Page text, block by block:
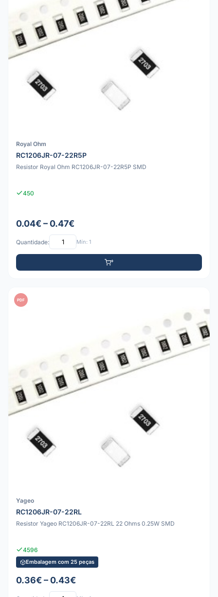
Royal Ohm
RC1206JR-07-22R5P
Resistor Royal Ohm RC1206JR-07-22R5P SMD
450
0.04€ – 0.47€
Quantidade: Mín: 1
PDF
Yageo
RC1206JR-07-22RL
Resistor Yageo RC1206JR-07-22RL 22 Ohms 0.25W SMD
4596
Embalagem com 25 peças
0.36€ – 0.43€